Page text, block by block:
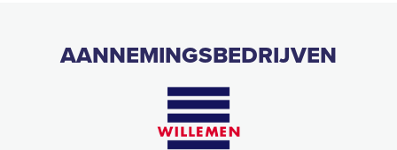
AANNEMINGSBEDRIJVEN